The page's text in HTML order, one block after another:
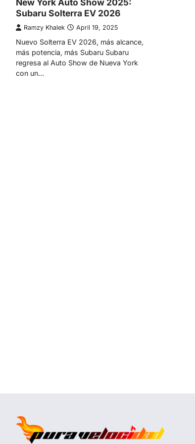
New York Auto Show 2025:
Subaru Solterra EV 2026
Ramzy Khalek April 19, 2025
Nuevo Solterra EV 2026, más alcance,
más potencia, más Subaru Subaru
regresa al Auto Show de Nueva York
con un…